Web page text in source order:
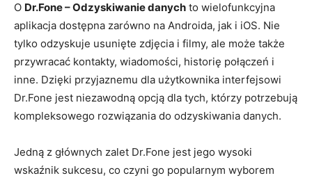
O Dr.Fone – Odzyskiwanie danych to wielofunkcyjna
aplikacja dostępna zarówno na Androida, jak i iOS. Nie
tylko odzyskuje usunięte zdjęcia i filmy, ale może także
przywracać kontakty, wiadomości, historię połączeń i
inne. Dzięki przyjaznemu dla użytkownika interfejsowi
Dr.Fone jest niezawodną opcją dla tych, którzy potrzebują
kompleksowego rozwiązania do odzyskiwania danych.
Jedną z głównych zalet Dr.Fone jest jego wysoki
wskaźnik sukcesu, co czyni go popularnym wyborem